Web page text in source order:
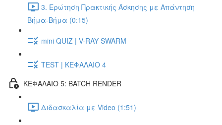
3. Ερώτηση Πρακτικής Άσκησης με Απάντηση
Βήμα-Βήμα (0:15)
mini QUIZ | V-RAY SWARM
TEST | ΚΕΦΑΛΑΙΟ 4
ΚΕΦΑΛΑΙΟ 5: BATCH RENDER
Διδασκαλία με Video (1:51)